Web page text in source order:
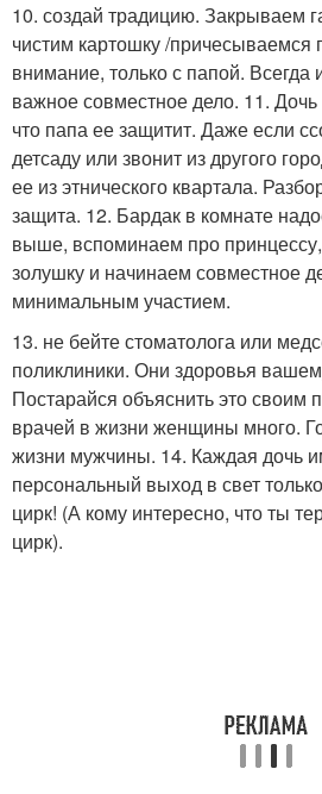
10. создай традицию. Закрываем
чистим картошку /причесываемся
внимание, только с папой. Всегда
важное совместное дело. 11. Дочь
что папа ее защитит. Даже если
детсаду или звонит из другого
ее из этнического квартала.
защита. 12. Бардак в комнате
выше, вспоминаем про
золушку и начинаем совместное
минимальным участием.
13. не бейте стоматолога или
поликлиники. Они здоровья
Постарайся объяснить это
врачей в жизни женщины много.
жизни мужчины. 14. Каждая дочь
персональный выход в свет
цирк! (А кому интересно, что ты
цирк).